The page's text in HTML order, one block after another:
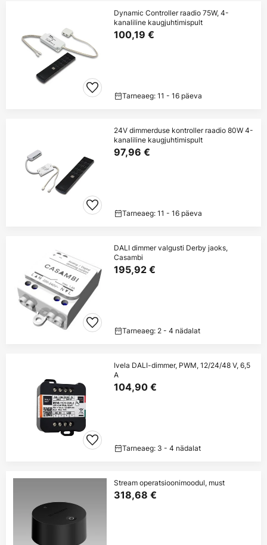
Dynamic Controller raadio 75W, 4-
kanaliline kaugjuhtimispult
100,19 €
Tarneaeg: 11 - 16 päeva
24V dimmerduse kontroller raadio 80W 4-
kanaliline kaugjuhtimispult
97,96 €
Tarneaeg: 11 - 16 päeva
DALI dimmer valgusti Derby jaoks,
Casambi
195,92 €
Tarneaeg: 2 - 4 nädalat
Ivela DALI-dimmer, PWM, 12/24/48 V, 6,5
A
104,90 €
Tarneaeg: 3 - 4 nädalat
Stream operatsioonimoodul, must
318,68 €